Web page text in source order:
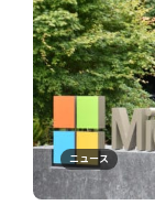
ニュース